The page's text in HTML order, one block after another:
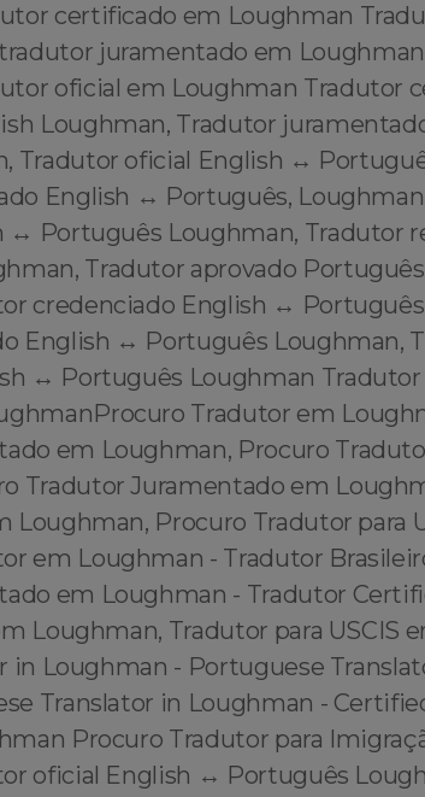
certificado em Loughman
juramentado em
oficial em Loughman Tradutor
Loughman, Tradutor
Tradutor oficial English ↔️
English ↔️ Português,
↔️ Português Loughman, Tradutor
Tradutor aprovado
credenciado English ↔️
English ↔️ Português Loughman,
↔️ Português Loughman
Tradutor em
em Loughman, Procuro
Tradutor Juramentado em
Loughman, Procuro Tradutor para
em Loughman - Tradutor
em Loughman - Tradutor
Loughman, Tradutor para USCIS
in Loughman - Portuguese
Translator in Loughman -
Procuro Tradutor para
oficial English ↔️ Português